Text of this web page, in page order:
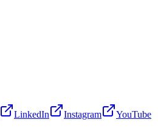
LinkedIn Instagram
YouTube